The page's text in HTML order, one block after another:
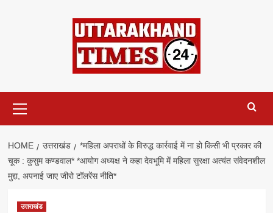
Menu
HOME उत्तराखंड
*महिला अपराधों के विरुद्ध कार्रवाई में ना हो किसी भी प्रकार की
चूक : कुसुम कण्डवाल* *आयोग अध्यक्ष ने कहा देवभूमि में महिला सुरक्षा अत्यंत संवेदनशील
मुद्दा, अपनाई जाए जीरो टॉलरेंस नीति*
उत्तराखंड